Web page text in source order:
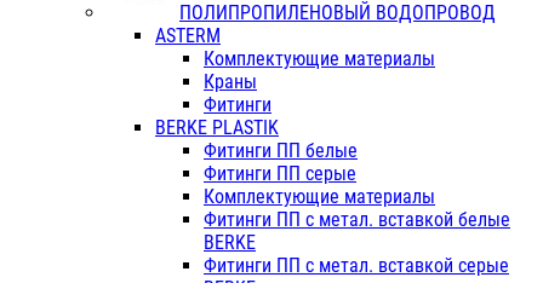
ПОЛИПРОПИЛЕНОВЫЙ ВОДОПРОВОД
ASTERM
Комплектующие материалы
Краны
Фитинги
BERKE PLASTIK
Фитинги ПП белые
Фитинги ПП серые
Комплектующие материалы
Фитинги ПП с метал. вставкой белые
BERKE
Фитинги ПП с метал. вставкой серые